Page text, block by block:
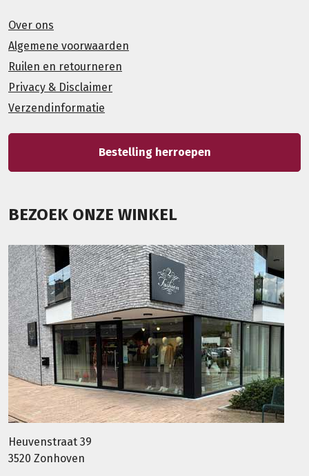
Over ons
Algemene voorwaarden
Ruilen en retourneren
Privacy & Disclaimer
Verzendinformatie
Bestelling herroepen
BEZOEK ONZE WINKEL
Heuvenstraat 39
3520 Zonhoven